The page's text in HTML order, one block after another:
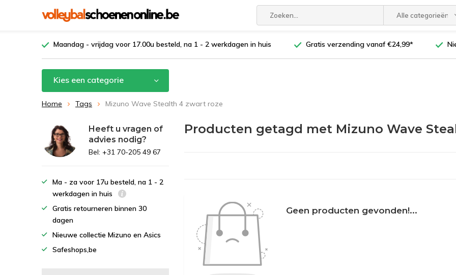
Alle categorieën
Maandag - vrijdag voor 17.00u besteld, na 1 - 2 werkdagen in huis Gratis verzending vanaf €24,99*
Kies een categorie
Home Tags Mizuno Wave Stealth 4 zwart roze
Producten getagd met Mizuno Wave
Geen producten gevonden!...
Heeft u vragen of
advies nodig?
Bel: +31 70-205 49 67
Ma - za voor 17u besteld, na 1 - 2
werkdagen in huis
Gratis retourneren binnen 30
dagen
Nieuwe collectie Mizuno en Asics
Safeshops,be